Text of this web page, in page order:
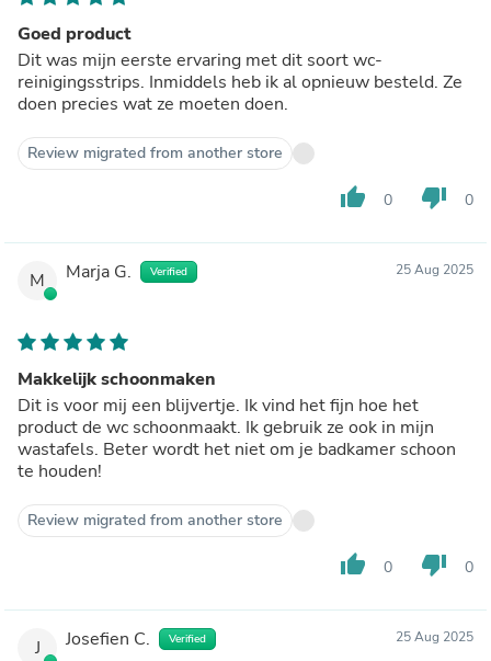
Goed product
Dit was mijn eerste ervaring met dit soort wc-
reinigingsstrips. Inmiddels heb ik al opnieuw besteld. Ze
doen precies wat ze moeten doen.
Review migrated from another store
thumb_up 0 thumb_down 0
M Marja G. Verified 25 Aug 2025
Makkelijk schoonmaken
Dit is voor mij een blijvertje. Ik vind het fijn hoe het
product de wc schoonmaakt. Ik gebruik ze ook in mijn
wastafels. Beter wordt het niet om je badkamer schoon
te houden!
Review migrated from another store
thumb_up 0 thumb_down 0
J Josefien C. Verified 25 Aug 2025